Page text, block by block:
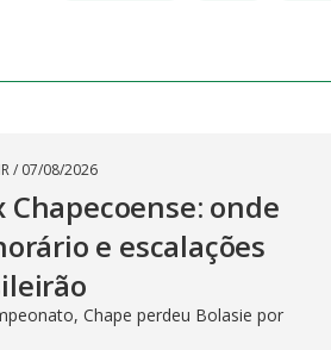
/ 07/08/2026
Chapecoense: onde
e escalações
Chape perdeu Bolasie por